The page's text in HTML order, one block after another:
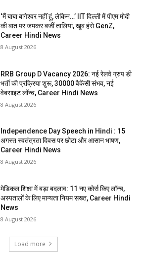
‘मैं बाबा बागेश्वर नहीं हूं, लेकिन…’ IIT दिल्ली में पीएम मोदी
की बात पर जमकर बजीं तालियां, खूब हंसे GenZ,
Career Hindi News
8 August 2026
RRB Group D Vacancy 2026: नई रेलवे ग्रुप डी
भर्ती की प्रक्रिया शुरू, 30000 वैकेंसी संभव, नई
वेबसाइट लॉन्च, Career Hindi News
8 August 2026
Independence Day Speech in Hindi : 15
अगस्त स्वतंत्रता दिवस पर छोटा और आसान भाषण,
Career Hindi News
8 August 2026
मेडिकल शिक्षा में बड़ा बदलाव: 11 नए कोर्स किए लॉन्च,
अस्पतालों के लिए मान्यता नियम सख्त, Career Hindi
News
8 August 2026
Load more